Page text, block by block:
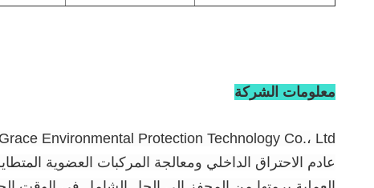
معلومات الشركة
عادم الاحتراق الداخلي ومعالجة المركبات العضوية